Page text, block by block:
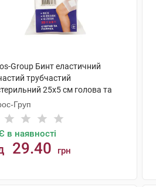
Group Бинт еластичний
трубчастий
25х5 см голова та
1 шт
Груп
в наявності
29.40 грн